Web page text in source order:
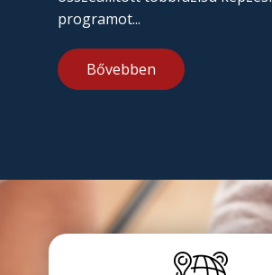
programot...
Bővebben